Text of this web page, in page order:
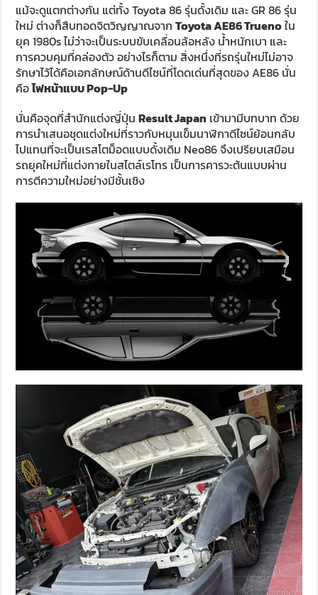
แม้จะดูแตกต่างกัน แต่ทั้ง Toyota 86 รุ่นดั้งเดิม และ GR 86 รุ่น
ใหม่ ต่างก็สืบทอดจิตวิญญาณจากToyota AE86 Truenoใน
ยุค 1980s ไม่ว่าจะเป็นระบบขับเคลื่อนล้อหลัง น้ำหนักเบา และ
การควบคุมที่คล่องตัว อย่างไรก็ตาม สิ่งหนึ่งที่รถรุ่นใหม่ไม่อาจ
รักษาไว้ได้คือเอกลักษณ์ด้านดีไซน์ที่โดดเด่นที่สุดของ AE86 นั่น
คือไฟหน้าแบบ Pop-Up
นั่นคือจุดที่สำนักแต่งญี่ปุ่นResult Japan เข้ามามีบทบาท ด้วย
การนำเสนอชุดแต่งใหม่ที่ราวกับหมุนเข็มนาฬิกาดีไซน์ย้อนกลับ
ไปแทนที่จะเป็นเรสโตม็อดแบบดั้งเดิม Neo86 จึงเปรียบเสมือน
รถยุคใหม่ที่แต่งกายในสไตล์เรโทร เป็นการคารวะต้นแบบผ่าน
การตีความใหม่อย่างมีชั้นเชิง